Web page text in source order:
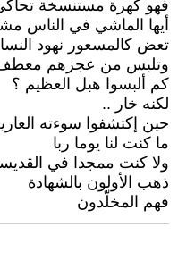
فهو كهرة مستنسخة تحاكي
أيها الماشي في الناس
تعض كالمسعور نهود
وتلبس من عجزهم
كم ألبسوا هبل العظيم ؟
لكنه خار ..
حين إكتشفوا سوءته
ما كنت لنا يوما ربا
ولا كنت ممجدا في
ذهب الأولون بالشهادة
فهم المخلّدون